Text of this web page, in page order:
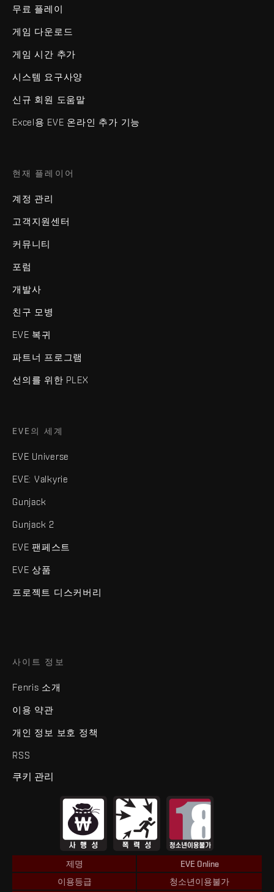
무료 플레이
게임 다운로드
게임 시간 추가
시스템 요구사양
신규 회원 도움말
Excel용 EVE 온라인 추가 기능
현재 플레이어
계정 관리
고객지원센터
커뮤니티
포럼
개발사
친구 모병
EVE 복귀
파트너 프로그램
선의를 위한 PLEX
EVE의 세계
EVE Universe
EVE: Valkyrie
Gunjack
Gunjack 2
EVE 팬페스트
EVE 상품
프로젝트 디스커버리
사이트 정보
Fenris 소개
이용 약관
개인 정보 보호 정책
RSS
쿠키 관리
제명
EVE Online
이용등급
청소년이용불가